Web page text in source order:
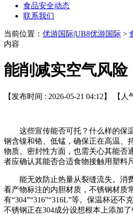
食品安全动态
联系我们
当前位置： 优游国际|UB8优游国际 >
内容
能削减实空气风险
【发布时间 : 2026-05-21 04:12】 【人
这些宣传能否可托？什么样的保
钢含镍和铬、低锰，确保正在高温、
物质。密封性方面，也需关心其能否
者应确认其能否合适食物接触用塑料
能无效防止热量从裂缝流失。消
看产物标注的内胆材质，不锈钢材质
有“304”“316”“316L”等。保温杯还不
不锈钢正在304成分设想根本上添加